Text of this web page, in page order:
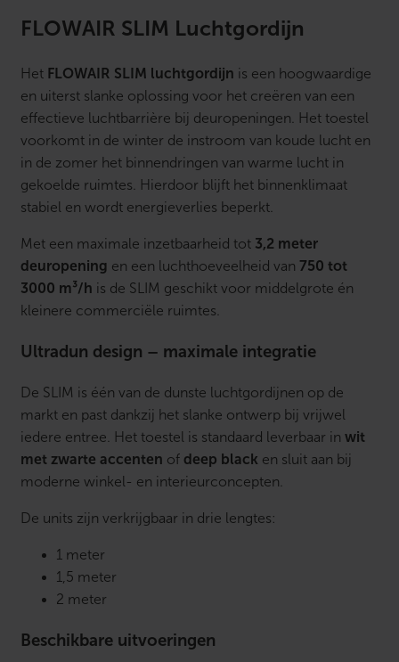
9
x
1
0
0
m
m
a
n
t
a
FLOWAIR SLIM Luchtgordijn
Het FLOWAIR SLIM luchtgordijn is een hoogwaardige
en uiterst slanke oplossing voor het creëren van een
effectieve luchtbarrière bij deuropeningen. Het toestel
voorkomt in de winter de instroom van koude lucht en
in de zomer het binnendringen van warme lucht in
gekoelde ruimtes. Hierdoor blijft het binnenklimaat
stabiel en wordt energieverlies beperkt.
Met een maximale inzetbaarheid tot 3,2 meter
deuropening en een luchthoeveelheid van 750 tot
3000 m³/h is de SLIM geschikt voor middelgrote én
kleinere commerciële ruimtes.
Ultradun design – maximale integratie
De SLIM is één van de dunste luchtgordijnen op de
markt en past dankzij het slanke ontwerp bij vrijwel
iedere entree. Het toestel is standaard leverbaar in wit
met zwarte accenten of deep black en sluit aan bij
moderne winkel- en interieurconcepten.
De units zijn verkrijgbaar in drie lengtes:
1 meter
1,5 meter
2 meter
Beschikbare uitvoeringen